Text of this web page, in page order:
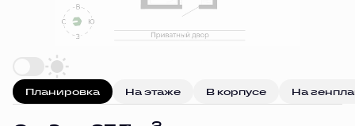
Планировка На этаже В корпусе На